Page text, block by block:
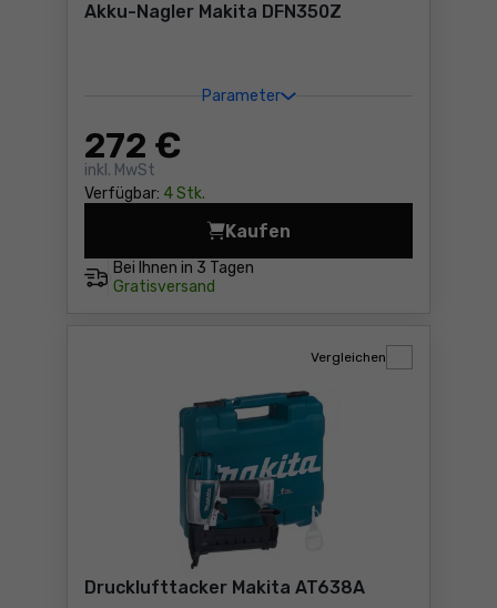
Akku-Nagler Makita DFN350Z
Parameter
272 €
inkl. MwSt
Verfügbar: 4 Stk.
Bei Ihnen in 3 Tagen
Gratisversand
Kaufen
Akku-Nagler Makita
Drucklufttacker Makita AT638A
Vergleichen